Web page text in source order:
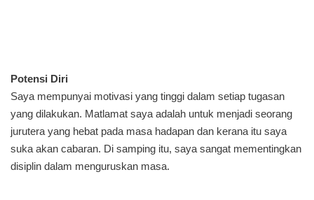
Potensi Diri
Saya mempunyai motivasi yang tinggi dalam setiap tugasan
yang dilakukan. Matlamat saya adalah untuk menjadi seorang
jurutera yang hebat pada masa hadapan dan kerana itu saya
suka akan cabaran. Di samping itu, saya sangat mementingkan
disiplin dalam menguruskan masa.